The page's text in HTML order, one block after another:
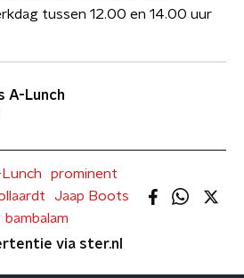
tussen 12.00 en 14.00 uur
A-Lunch
prominent
Jaap Boots
bambalam
via ster.nl